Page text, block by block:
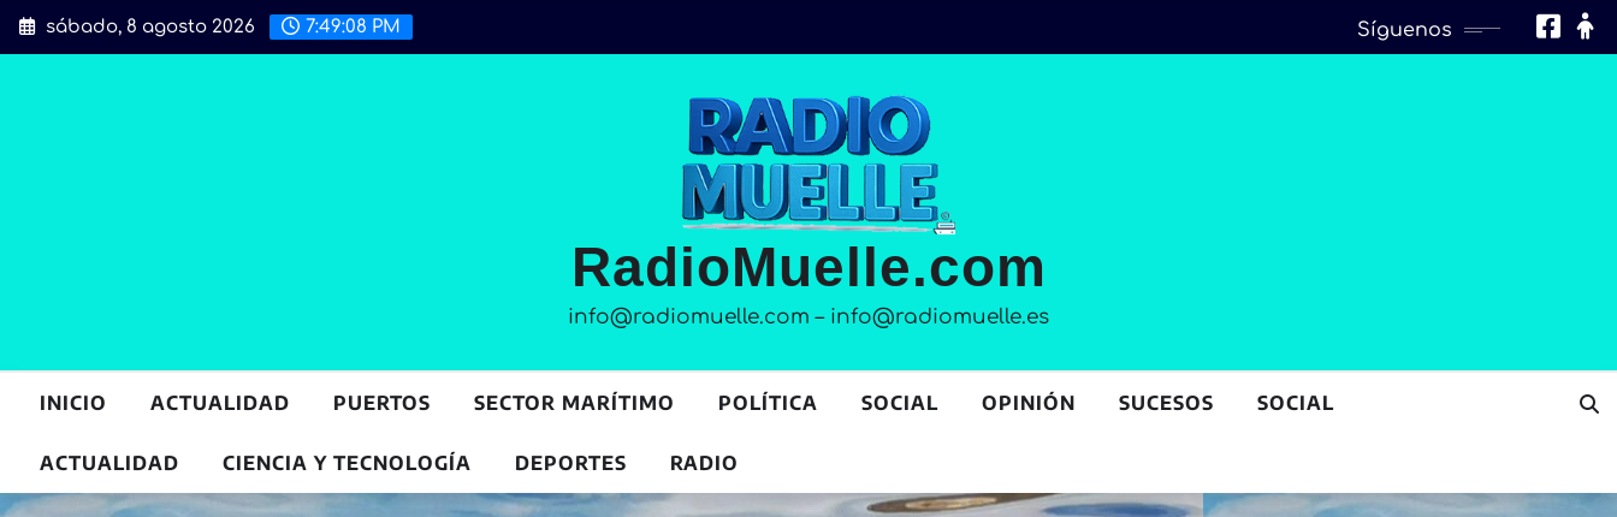
Saltar
al
sábado, 8 agosto 2026 7:49:10 PM Síguenos
RadioMuelle.com
info@radiomuelle.com – info@radiomuelle.es
INICIO ACTUALIDAD PUERTOS SECTOR MARÍTIMO POLÍTICA SOCIAL OPINIÓN SUCESOS SOCIAL
ACTUALIDAD CIENCIA Y TECNOLOGÍA DEPORTES RADIO